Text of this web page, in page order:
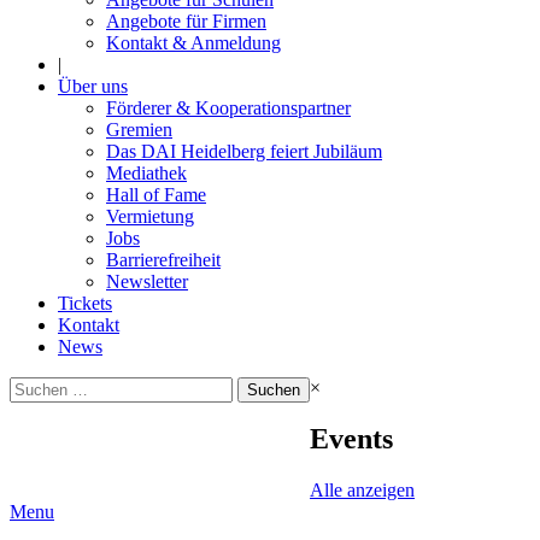
Angebote für Firmen
Kontakt & Anmeldung
|
Über uns
Förderer & Kooperationspartner
Gremien
Das DAI Heidelberg feiert Jubiläum
Mediathek
Hall of Fame
Vermietung
Jobs
Barrierefreiheit
Newsletter
Tickets
Kontakt
News
Suchen
nach:
×
Events
Alle anzeigen
Menu